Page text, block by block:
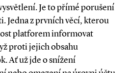
Je to přímé porušení
Jedna z prvních věcí, kterou
platforem informovat
proti jejich obsahu
Ať už jde o snížení